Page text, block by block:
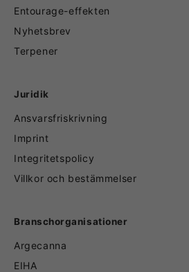
Entourage-effekten
Nyhetsbrev
Terpener
Juridik
Ansvarsfriskrivning
Imprint
Integritetspolicy
Villkor och bestämmelser
Branschorganisationer
Argecanna
EIHA